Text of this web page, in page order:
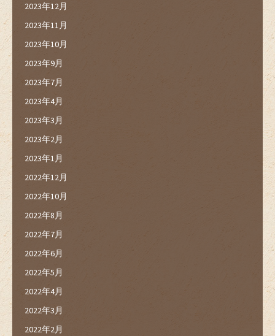
2023年12月
2023年11月
2023年10月
2023年9月
2023年7月
2023年4月
2023年3月
2023年2月
2023年1月
2022年12月
2022年10月
2022年8月
2022年7月
2022年6月
2022年5月
2022年4月
2022年3月
2022年2月